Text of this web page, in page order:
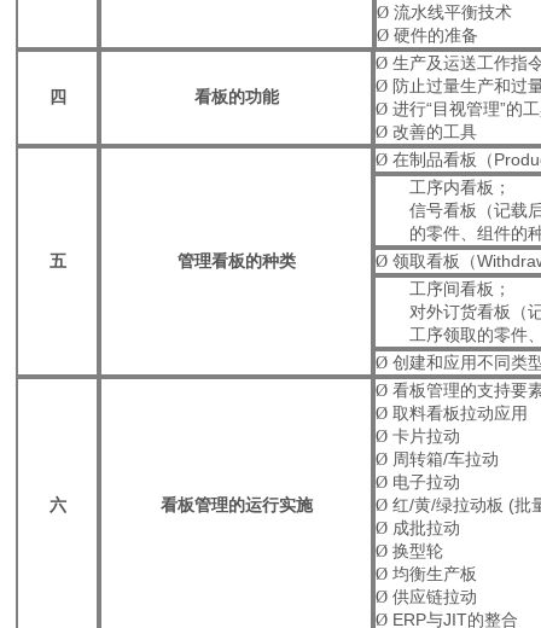
Ø 流水线平衡技术
Ø 硬件的准备
四 看板的功能
Ø 生产及运送工作指
Ø 防止过量生产和过
Ø 进行“目视管理”的
Ø 改善的工具
五 管理看板的种类
Ø 在制品看板（
工序内看板；
信号看板（记载
的零件、组件的
Ø 领取看板（
工序间看板；
对外订货看板（
工序领取的零件
Ø 创建和应用不同类
六 看板管理的运行实施
Ø 看板管理的支持要
Ø 取料看板拉动应用
Ø 卡片拉动
Ø 周转箱/车拉动
Ø 电子拉动
Ø 红/黄/绿拉动板 (批
Ø 成批拉动
Ø 换型轮
Ø 均衡生产板
Ø 供应链拉动
Ø ERP与JIT的整合